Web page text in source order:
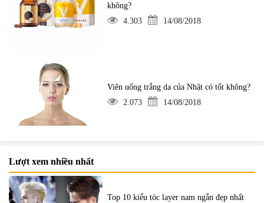
không?
4.303
14/08/2018
Viên uống trắng da của Nhật có tốt không?
2.073
14/08/2018
Lượt xem nhiều nhất
Top 10 kiểu tóc layer nam ngắn đẹp nhất